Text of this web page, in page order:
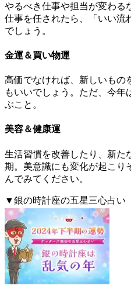
やるべき仕事や担当が変わる
仕事を任されたら、「いい流
でしょう。
金運＆買い物運
高価でなければ、新しいもの
もいいでしょう。ただ、今年
ぶこと。
美容＆健康運
生活習慣を改善したり、新た
期。美意識にも変化が起こり
んでみてください。
▼銀の時計座の五星三心占い
ちら。